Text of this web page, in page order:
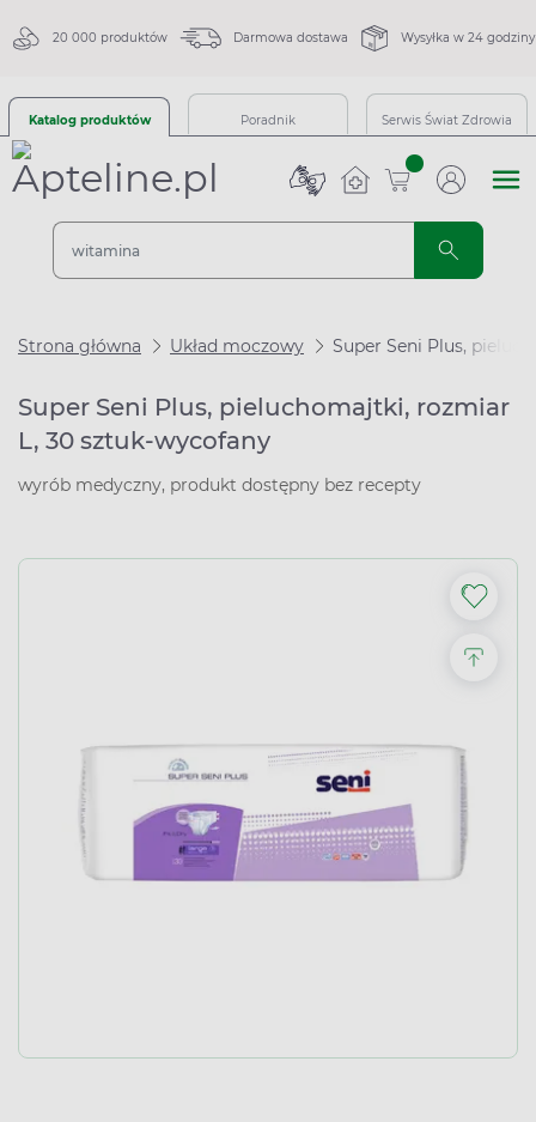
20 000 produktów Darmowa dostawa Wysyłka w 24 godziny
Katalog produktów Poradnik Serwis Świat Zdrowia
sztuk
Strona główna Układ moczowy Super Seni Plus,
Super Seni Plus, pieluchomajtki, rozmiar
L, 30 sztuk-wycofany
wyrób medyczny, produkt dostępny bez recepty